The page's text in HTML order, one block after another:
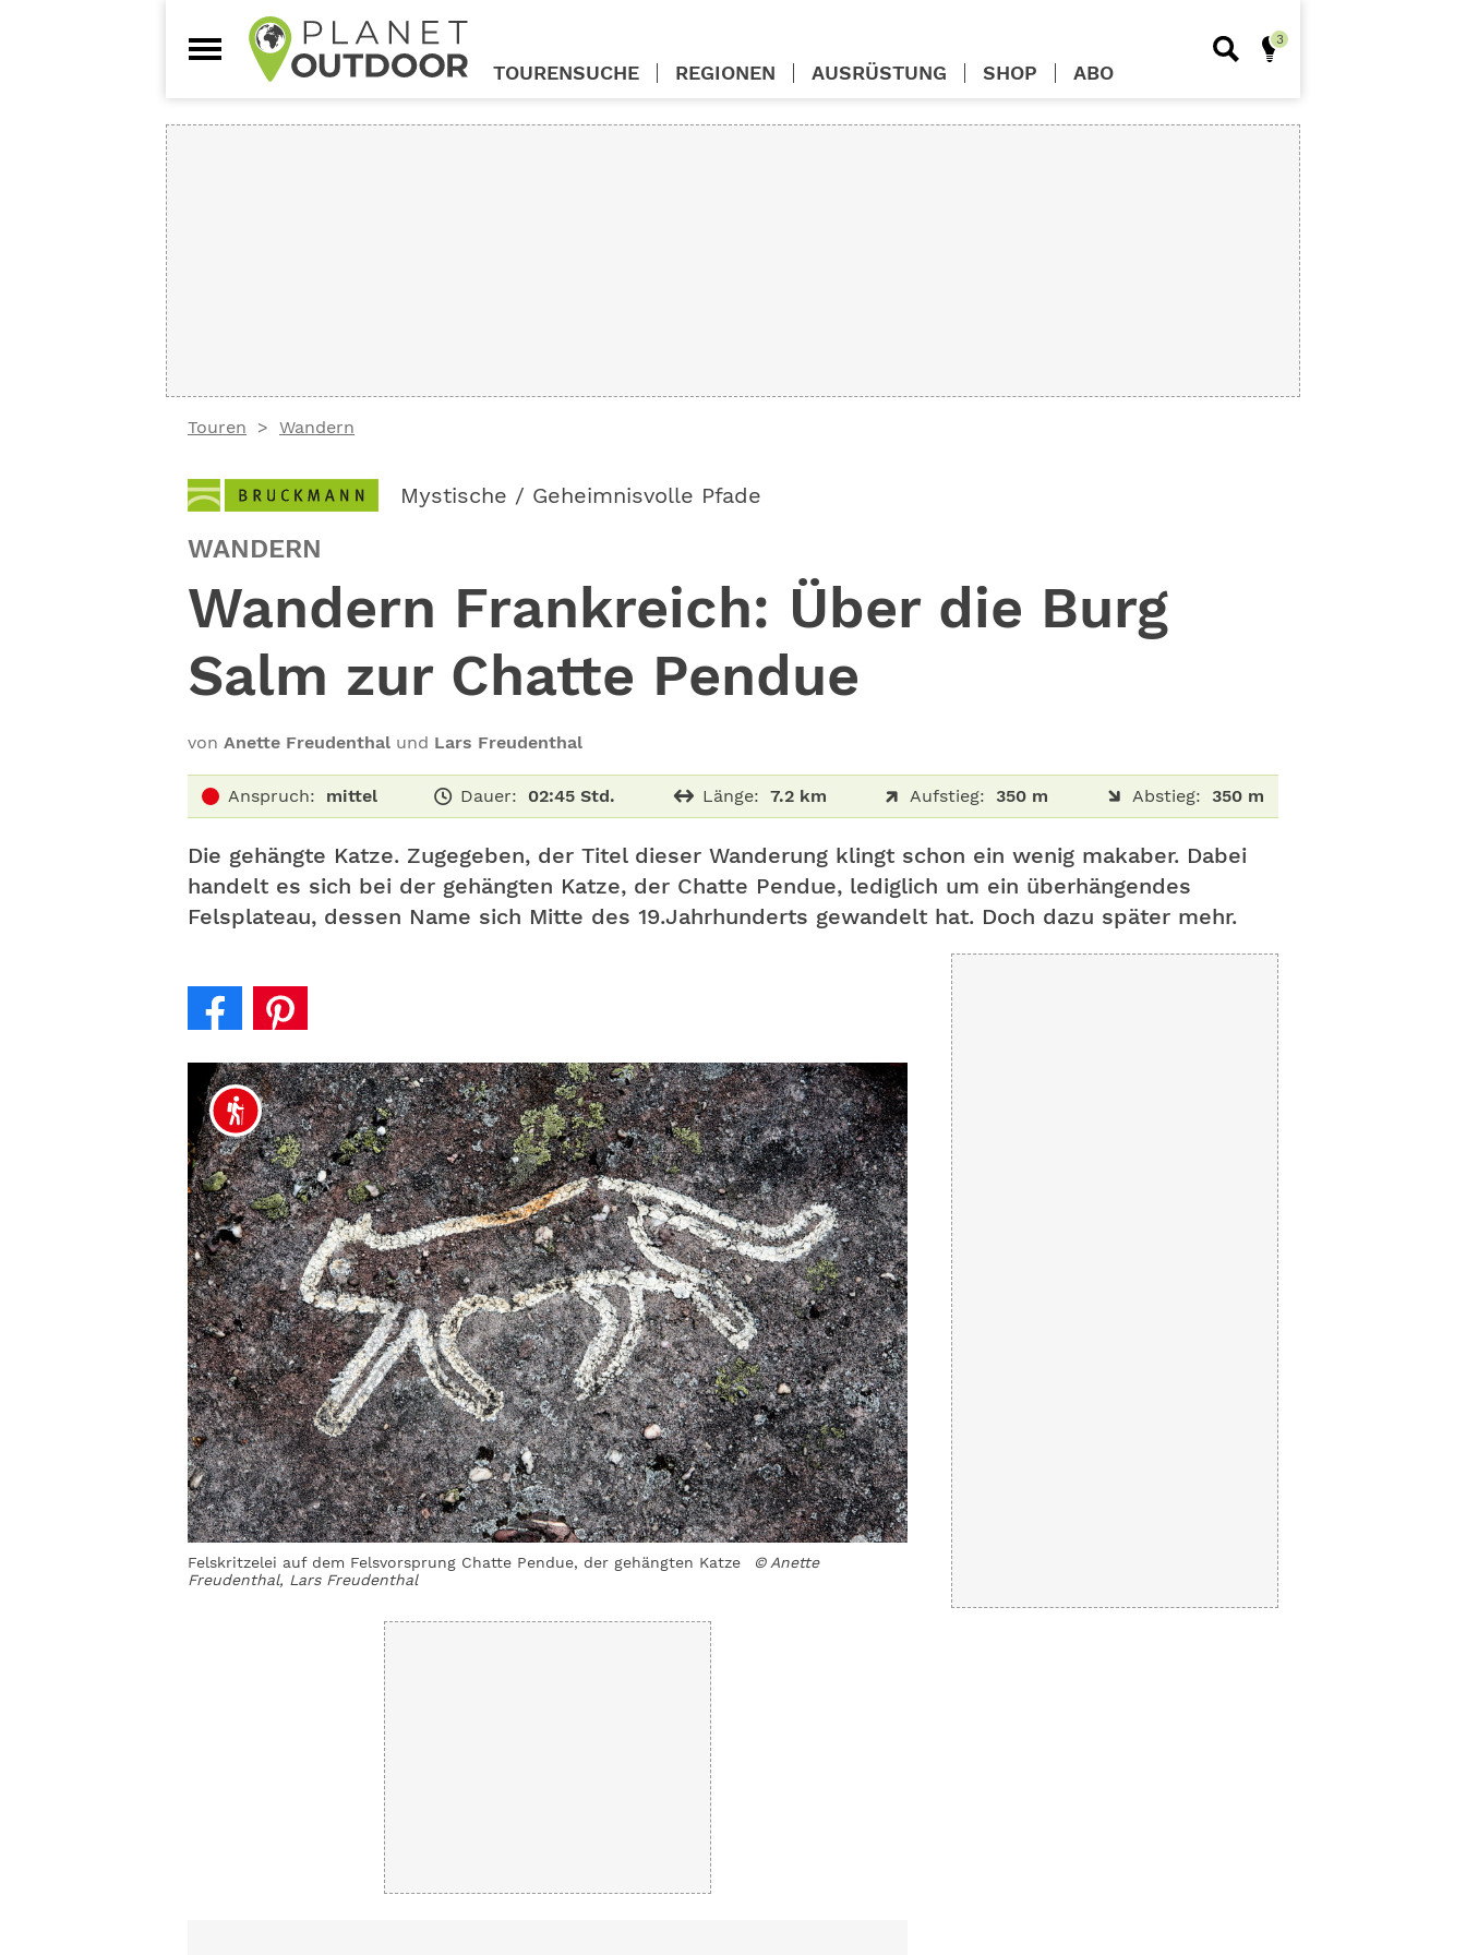
Touren Wandern
Mystische / Geheimnisvolle Pfade
WANDERN
Wandern Frankreich: Über die Burg
Salm zur Chatte Pendue
von Anette Freudenthal und Lars Freudenthal
Anspruch: mittel Dauer: 02:45 Std. Länge: 7.2 km Aufstieg: 350 m Abstieg: 350 m
Die gehängte Katze. Zugegeben, der Titel dieser Wanderung klingt schon ein wenig makaber. Dabei
handelt es sich bei der gehängten Katze, der Chatte Pendue, lediglich um ein überhängendes
Felsplateau, dessen Name sich Mitte des 19.Jahrhunderts gewandelt hat. Doch dazu später mehr.
Felskritzelei auf dem Felsvorsprung Chatte Pendue, der gehängten Katze
© Anette
Freudenthal, Lars Freudenthal
TOURENSUCHE REGIONEN AUSRÜSTUNG SHOP ABO